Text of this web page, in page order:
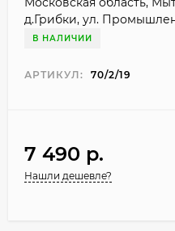
д.Грибки, ул.
В НАЛИЧИИ
АРТИКУЛ: 70/2/19
7 490 p.
Нашли дешевле?